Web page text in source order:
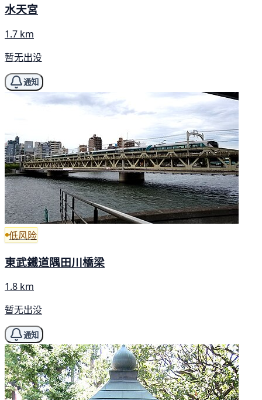
水天宮
1.7 km
暂无出没
通知
低风险
東武鐵道隅田川橋梁
1.8 km
暂无出没
通知